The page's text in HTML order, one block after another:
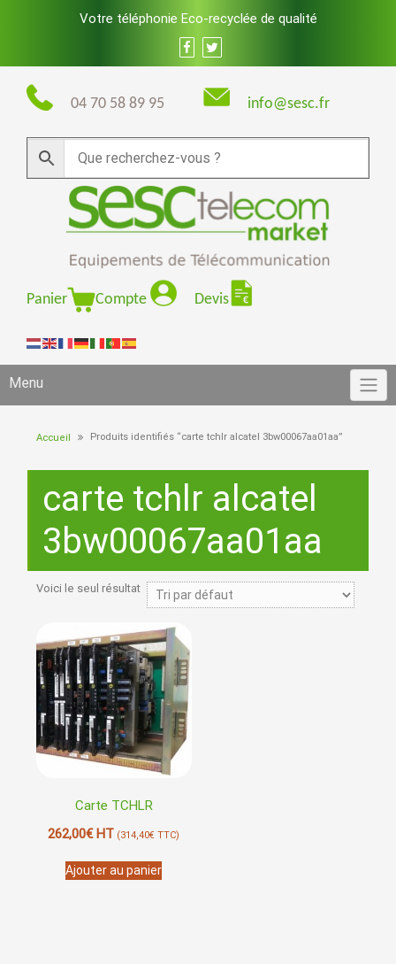
Votre téléphonie Eco-recyclée de qualité
04 70 58 89 95 info@sesc.fr
Panier Compte Devis
Menu
Accueil Produits identifiés “carte tchlr alcatel 3bw00067aa01aa”
carte tchlr alcatel
3bw00067aa01aa
Voici le seul résultat
Carte TCHLR
262,00€HT (314,40€ TTC)
Ajouter au panier